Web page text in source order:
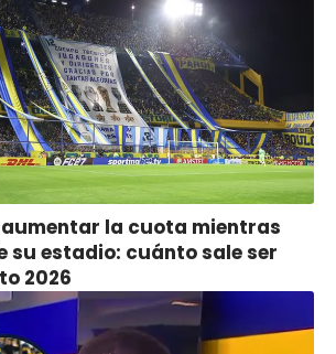
la cuota mientras
su estadio: cuánto sale ser
2026